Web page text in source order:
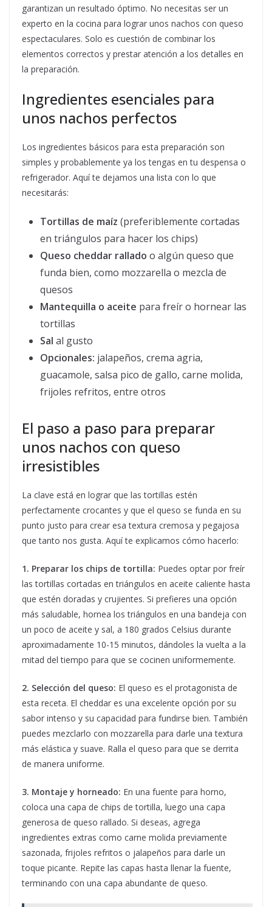
garantizan un resultado óptimo. No necesitas ser un
experto en la cocina para lograr unos nachos con queso
espectaculares. Solo es cuestión de combinar los
elementos correctos y prestar atención a los detalles en
la preparación.
Ingredientes esenciales para
unos nachos perfectos
Los ingredientes básicos para esta preparación son
simples y probablemente ya los tengas en tu despensa o
refrigerador. Aquí te dejamos una lista con lo que
necesitarás:
Tortillas de maíz (preferiblemente cortadas
en triángulos para hacer los chips)
Queso cheddar rallado o algún queso que
funda bien, como mozzarella o mezcla de
quesos
Mantequilla o aceite para freír o hornear las
tortillas
Sal al gusto
Opcionales: jalapeños, crema agria,
guacamole, salsa pico de gallo, carne molida,
frijoles refritos, entre otros
El paso a paso para preparar
unos nachos con queso
irresistibles
La clave está en lograr que las tortillas estén
perfectamente crocantes y que el queso se funda en su
punto justo para crear esa textura cremosa y pegajosa
que tanto nos gusta. Aquí te explicamos cómo hacerlo:
1. Preparar los chips de tortilla: Puedes optar por freír
las tortillas cortadas en triángulos en aceite caliente hasta
que estén doradas y crujientes. Si prefieres una opción
más saludable, hornea los triángulos en una bandeja con
un poco de aceite y sal, a 180 grados Celsius durante
aproximadamente 10-15 minutos, dándoles la vuelta a la
mitad del tiempo para que se cocinen uniformemente.
2. Selección del queso: El queso es el protagonista de
esta receta. El cheddar es una excelente opción por su
sabor intenso y su capacidad para fundirse bien. También
puedes mezclarlo con mozzarella para darle una textura
más elástica y suave. Ralla el queso para que se derrita
de manera uniforme.
3. Montaje y horneado: En una fuente para horno,
coloca una capa de chips de tortilla, luego una capa
generosa de queso rallado. Si deseas, agrega
ingredientes extras como carne molida previamente
sazonada, frijoles refritos o jalapeños para darle un
toque picante. Repite las capas hasta llenar la fuente,
terminando con una capa abundante de queso.